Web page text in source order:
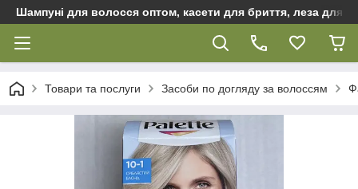
Шампуні для волосся оптом, касети для бриття, леза для
Товари та послуги Засоби по догляду за волоссям